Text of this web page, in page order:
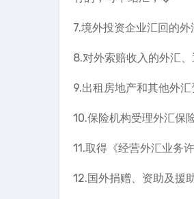
7.境外投资企业汇回的
8.对外索赔收入的外汇
9.出租房地产和其他外
10.保险机构受理外汇保
11.取得《经营外汇业务
12.国外捐赠、资助及援